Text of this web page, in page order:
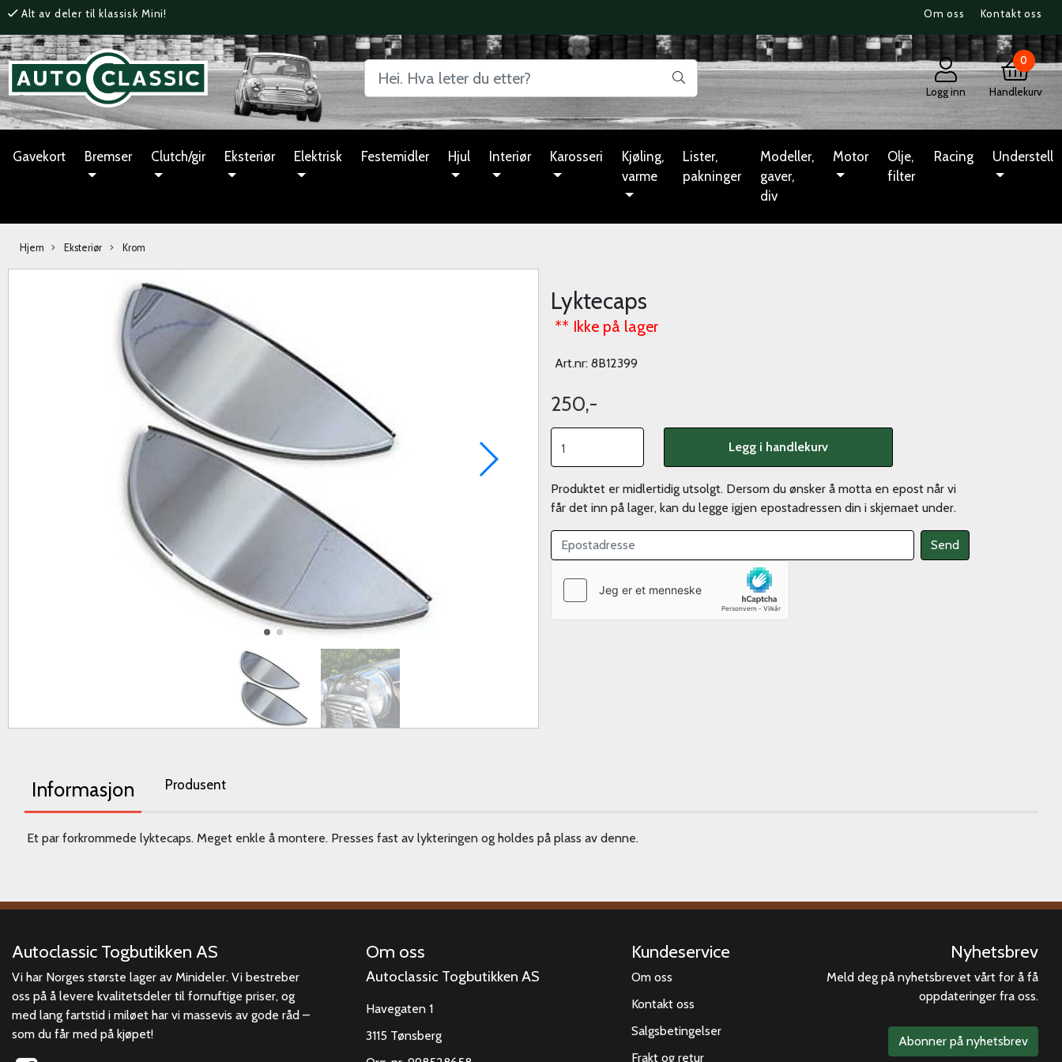
Alt av deler til klassisk Mini! Om oss Kontakt oss
Logg inn
0
Handlekurv
Gavekort Bremser Clutch/gir Eksteriør Elektrisk Festemidler Hjul Interiør Karosseri
Kjøling,
varme
Lister,
pakninger
Modeller,
gaver,
div
Motor
Olje,
filter
Racing Understell
Hjem Eksteriør Krom
Lyktecaps
** Ikke på lager
Art.nr: 8B12399
250,-
Legg i handlekurv
Produktet er midlertidig utsolgt. Dersom du ønsker å motta en epost når vi
får det inn på lager, kan du legge igjen epostadressen din i skjemaet under.
Informasjon Produsent
Et par forkrommede lyktecaps. Meget enkle å montere. Presses fast av lykteringen og holdes på plass av denne.
Autoclassic Togbutikken AS
Vi har Norges største lager av Minideler. Vi bestreber
oss på å levere kvalitetsdeler til fornuftige priser, og
med lang fartstid i miløet har vi massevis av gode råd –
som du får med på kjøpet!
Om oss
Autoclassic Togbutikken AS
Havegaten 1
3115 Tønsberg
Kundeservice
Om oss
Kontakt oss
Salgsbetingelser
Frakt og retur
Nyhetsbrev
Meld deg på nyhetsbrevet vårt for å få
oppdateringer fra oss.
Abonner på nyhetsbrev